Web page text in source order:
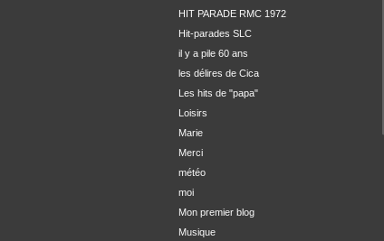
HIT PARADE RMC 1972
Hit-parades SLC
il y a pile 60 ans
les délires de Cica
Les hits de "papa"
Loisirs
Marie
Merci
météo
moi
Mon premier blog
Musique